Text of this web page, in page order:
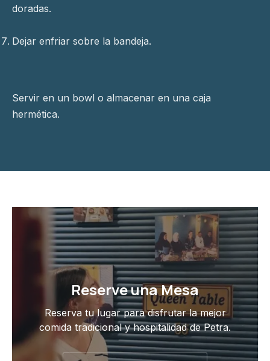
doradas.
Dejar enfriar sobre la bandeja.
Servir en un bowl o almacenar en una caja
hermética.
Reserve una Mesa
Reserva tu lugar para disfrutar la mejor
comida tradicional y hospitalidad de Petra.